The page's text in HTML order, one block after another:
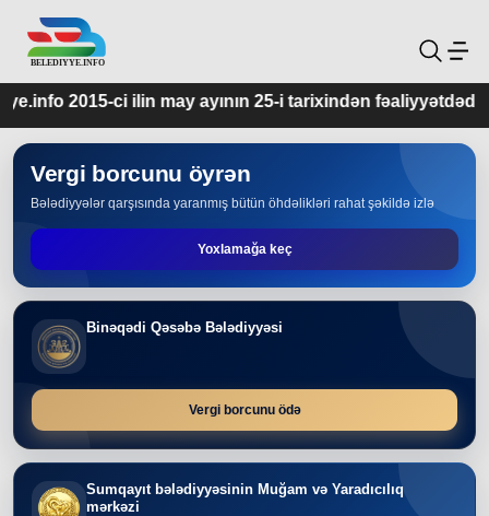
ayının 25-i tarixindən fəaliyyətdədir.
Vergi borcunu öyrən
Bələdiyyələr qarşısında yaranmış bütün öhdəlikləri rahat şəkildə izlə
Yoxlamağa keç
Binəqədi Qəsəbə Bələdiyyəsi
Vergi borcunu ödə
Sumqayıt bələdiyyəsinin Muğam və Yaradıcılıq
mərkəzi